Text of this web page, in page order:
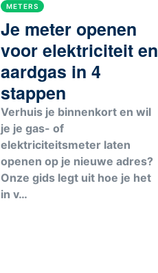
METERS
Je meter openen
voor elektriciteit en
aardgas in 4
stappen
Verhuis je binnenkort en wil
je je gas- of
elektriciteitsmeter laten
openen op je nieuwe adres?
Onze gids legt uit hoe je het
in v…